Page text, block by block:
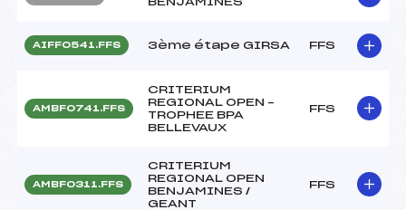
AIFF0541.FFS 3ème étape GIRSA FFS
AMBF0741.FFS
CRITERIUM
REGIONAL OPEN –
TROPHEE BPA
BELLEVAUX
FFS
AMBF0311.FFS
CRITERIUM
REGIONAL OPEN
BENJAMINES /
GEANT
FFS